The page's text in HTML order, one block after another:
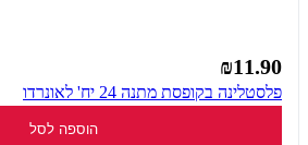
₪11.90
פלסטלינה בקופסת מתנה 24 יח' לאונרדו
הוספה לסל